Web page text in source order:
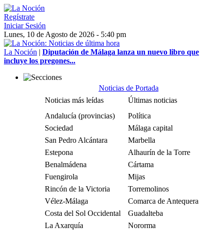
Regístrate
Iniciar Sesión
Lunes, 10 de Agosto de 2026 - 5:40 pm
La Noción | Diputación de Málaga lanza un nuevo libro que
incluye los pregones...
Noticias de Portada
Noticias más leídas
Últimas noticias
Andalucía (provincias)
Política
Sociedad
Málaga capital
San Pedro Alcántara
Marbella
Estepona
Alhaurín de la Torre
Benalmádena
Cártama
Fuengirola
Mijas
Rincón de la Victoria
Torremolinos
Vélez-Málaga
Comarca de Antequera
Costa del Sol Occidental
Guadalteba
La Axarquía
Nororma